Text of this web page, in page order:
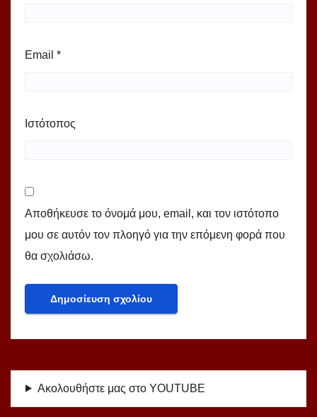
Email *
Ιστότοπος
Αποθήκευσε το όνομά μου, email, και τον ιστότοπο
μου σε αυτόν τον πλοηγό για την επόμενη φορά που
θα σχολιάσω.
Ακολουθήστε μας στο YOUTUBE